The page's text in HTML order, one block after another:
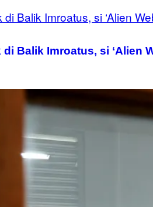
Balik Imroatus, si ‘Alien